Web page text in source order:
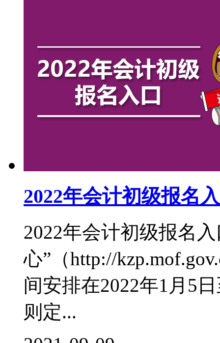
2022年会计初级报名
2022年会计初级报名
心”（http://
间安排在2022年1月5
则定...